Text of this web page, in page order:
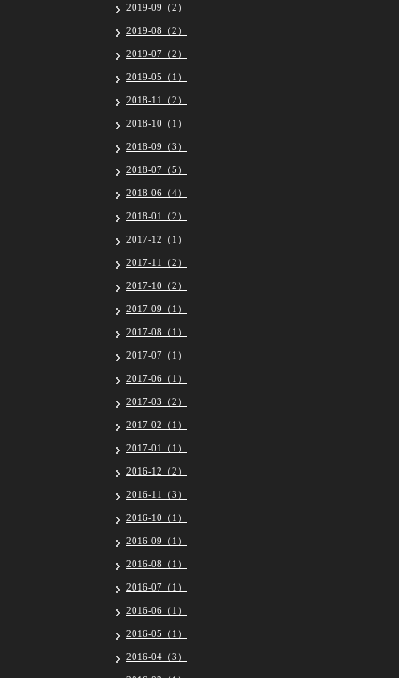
2019-09（2）
2019-08（2）
2019-07（2）
2019-05（1）
2018-11（2）
2018-10（1）
2018-09（3）
2018-07（5）
2018-06（4）
2018-01（2）
2017-12（1）
2017-11（2）
2017-10（2）
2017-09（1）
2017-08（1）
2017-07（1）
2017-06（1）
2017-03（2）
2017-02（1）
2017-01（1）
2016-12（2）
2016-11（3）
2016-10（1）
2016-09（1）
2016-08（1）
2016-07（1）
2016-06（1）
2016-05（1）
2016-04（3）